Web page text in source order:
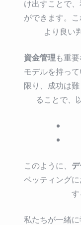
け出すことで
ができます。
より良い
資金管理も重
モデルを持っ
限り、成功は
ることで、
このように、
ベッティング
す
私たちが一緒